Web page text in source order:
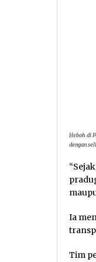
Heboh di
dengan
Ia
Tim